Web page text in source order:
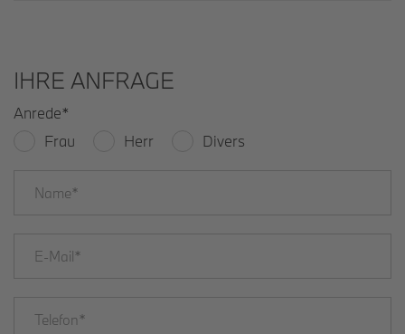
IHRE ANFRAGE
Anrede*
Frau
Herr Divers